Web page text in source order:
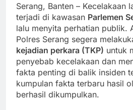
Serang, Banten – Kecelakaan
terjadi di kawasan Parlemen
lalu menyita perhatian publik.
Polres Serang segera
kejadian perkara (TKP) untuk
penyebab kecelakaan dan
fakta penting di balik insiden
kumpulan fakta terbaru hasil
berhasil dikumpulkan.